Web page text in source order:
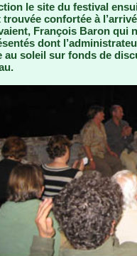
le site du festival
trouvée confortée à
François Baron qui
dont
au soleil sur fonds de